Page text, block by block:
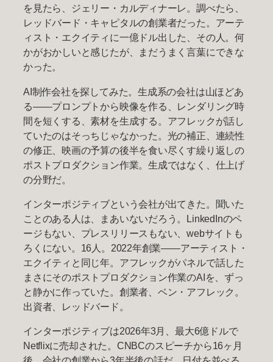
を見たら、ジェリー・カルディナーレ。調べたら、
レッドバード・キャピタルの創業者だった。アーテ
ィスト・エクイティに一億ドル出した、その人。何
かがおかしいと感じたが、まだうまく言葉にできな
かった。
AI制作会社を探してみた。生成系の会社は山ほどあ
る——プロンプトから映像を作る、レンダリング時
間を短くする、素材を生成する。アフレックが話し
ていたのはそっちじゃなかった。光の補正、連続性
の修正、映画の予算の後半を食い尽くす繰り返しの
ポストプロダクション作業。生成ではなく、仕上げ
の分野だ。
インターポジティブという会社が出てきた。聞いた
ことのある人は、まあいないだろう。LinkedInのペ
ージもない、プレスリリースもない、webサイトも
ろくにない。16人。2022年創業——アーティスト・
エクイティと同じ年。アフレックがパネルで話した
まさにそのポストプロダクション作業のAIを、ずっ
と静かに作っていた。創業者、ベン・アフレック。
出資者、レッドバード。
インターポジティブは2026年3月、最大6億ドルで
Netflixに売却された。CNBCのスピーチから16ヶ月